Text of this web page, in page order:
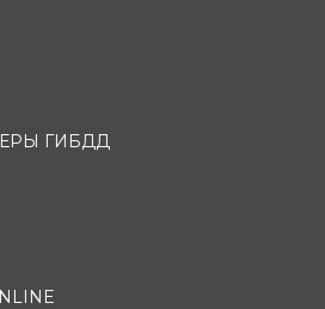
ГИБДД